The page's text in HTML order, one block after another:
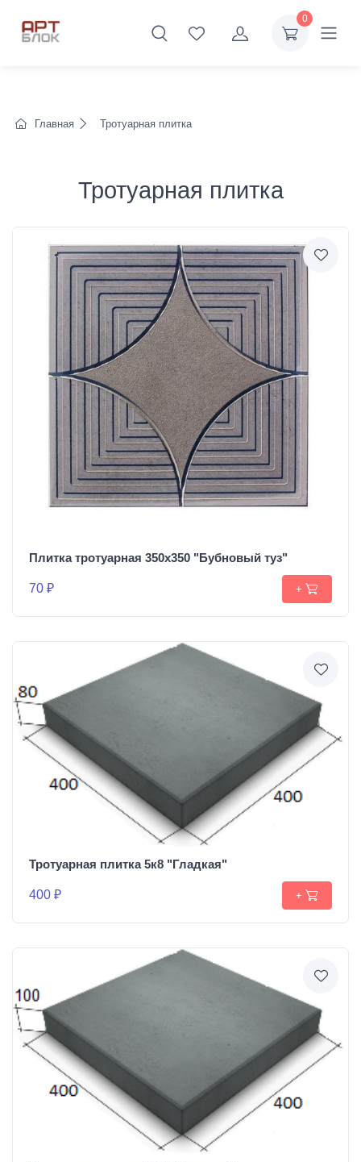
0
Главная Тротуарная плитка
Тротуарная плитка
Плитка тротуарная 350х350 "Бубновый туз"
70 ₽ +
Тротуарная плитка 5к8 "Гладкая"
400 ₽ +